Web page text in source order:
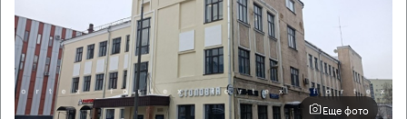
Еще фото